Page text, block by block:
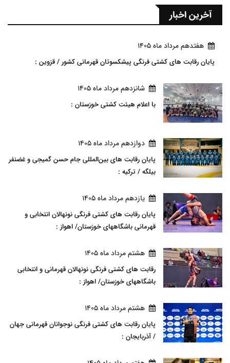
آخرین اخبار
هفتدهم مرداد ماه 1405
پایان رقابت های کشتی فرنگی پیشکسوتان قهرمانی کشور / قزوین :
شانزدهم مرداد ماه 1405
با اعلام هیئت کشتی خوزستان :
دوازدهم مرداد ماه 1405
پایان رقابت های بین‌المللی جام حسن گمیجی و غضنفر
بیلگه / ترکیه :
يازدهم مرداد ماه 1405
پایان رقابت های کشتی فرنگی نونهالان انتخابی و
قهرمانی باشگاههای خوزستان/ اهواز :
هشتم مرداد ماه 1405
رقابت های کشتی فرنگی نونهالان قهرمانی و انتخابی
باشگاههای خوزستان/ اهواز :
هشتم مرداد ماه 1405
پایان رقابت های کشتی فرنگی نوجوانان قهرمانی جهان
/ آذربایجان :